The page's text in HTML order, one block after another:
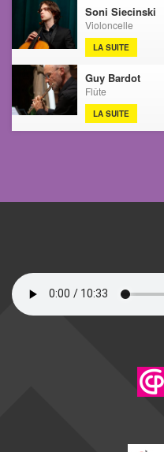
Soni Siecinski
Violoncelle
LA SUITE
Guy Bardot
Flûte
LA SUITE